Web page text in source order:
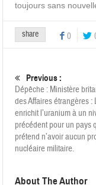
toujours sans
share 0
Previous :
Dépêche : Ministère
des Affaires étrangères :
enrichit l’uranium à un
précédent pour un pays
prétend n’avoir aucun
nucléaire militaire.
About The Author